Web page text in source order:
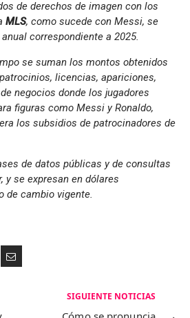
de derechos de imagen con los
MLS, como sucede con Messi, se
correspondiente a 2025.
se suman los montos obtenidos
licencias, apariciones,
negocios donde los jugadores
figuras como Messi y Ronaldo,
los subsidios de patrocinadores de
de datos públicas y de consultas
y se expresan en dólares
de cambio vigente.
SIGUIENTE NOTICIAS